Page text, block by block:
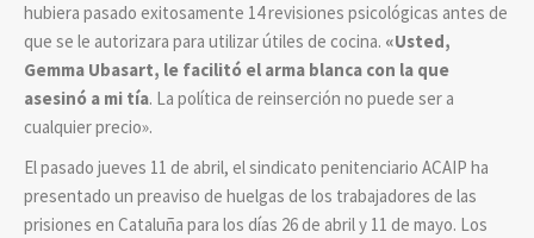
hubiera pasado exitosamente 14 revisiones psicológicas antes de
que se le autorizara para utilizar útiles de cocina. «Usted,
Gemma Ubasart, le facilitó el arma blanca con la que
asesinó a mi tía. La política de reinserción no puede ser a
cualquier precio».
El pasado jueves 11 de abril, el sindicato penitenciario ACAIP ha
presentado un preaviso de huelgas de los trabajadores de las
prisiones en Cataluña para los días 26 de abril y 11 de mayo. Los